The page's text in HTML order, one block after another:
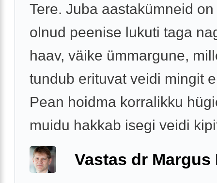
Tere. Juba aastakümneid
olnud peenise lukuti taga
haav, väike ümmargune,
tundub erituvat veidi mingit
Pean hoidma korralikku
muidu hakkab isegi veidi
Vastas dr Margus